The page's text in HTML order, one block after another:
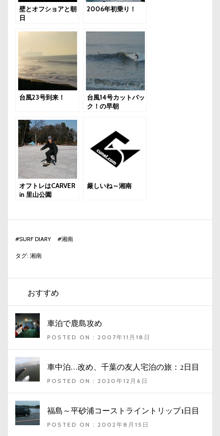
壁とオフショアと朝
日
2006年初乗り！
台風23号到来！
台風14号カットバッ
ク！の早朝
オフトレはCARVER
in 里山公園
厳しいね～湘南
#SURF DIARY #湘南
タグ: 湘南
おすすめ
車泊で鹿島攻め
POSTED ON : 2007年11月18日
車中泊…改め、千葉の友人宅泊の旅：2日目
POSTED ON : 2020年12月6日
福島～平砂浦コーストライントリップ1日目
POSTED ON : 2002年8月15日